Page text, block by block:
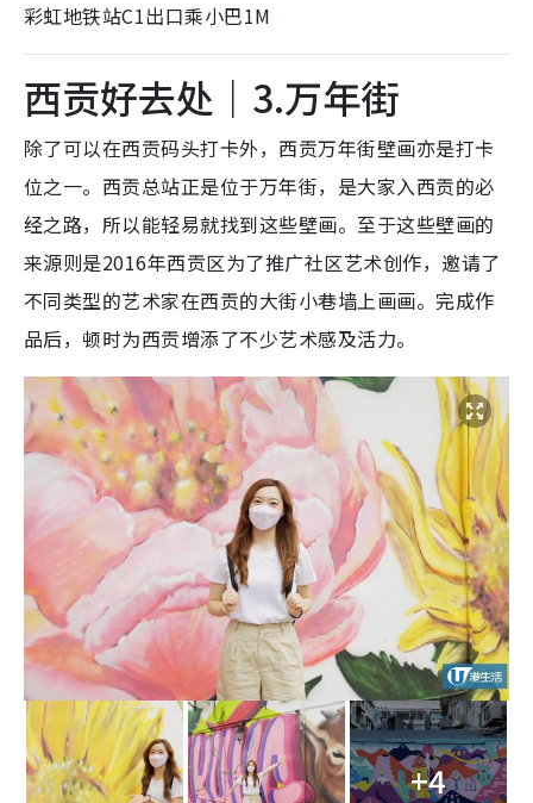
彩虹地铁站C1出口乘小巴1M
西贡好去处｜3.万年街
除了可以在西贡码头打卡外，西贡万年街壁画亦是打卡
位之一。西贡总站正是位于万年街，是大家入西贡的必
经之路，所以能轻易就找到这些壁画。至于这些壁画的
来源则是2016年西贡区为了推广社区艺术创作，邀请了
不同类型的艺术家在西贡的大街小巷墙上画画。完成作
品后，顿时为西贡增添了不少艺术感及活力。
+4